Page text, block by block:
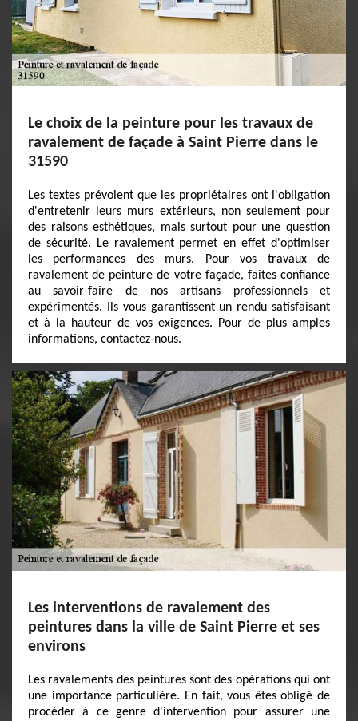
Le choix de la peinture pour les travaux de
ravalement de façade à Saint Pierre dans le
31590
Les textes prévoient que les propriétaires ont l'obligation
d'entretenir leurs murs extérieurs, non seulement pour
des raisons esthétiques, mais surtout pour une question
de sécurité. Le ravalement permet en effet d'optimiser
les performances des murs. Pour vos travaux de
ravalement de peinture de votre façade, faites confiance
au savoir-faire de nos artisans professionnels et
expérimentés. Ils vous garantissent un rendu satisfaisant
et à la hauteur de vos exigences. Pour de plus amples
informations, contactez-nous.
Les interventions de ravalement des
peintures dans la ville de Saint Pierre et ses
environs
Les ravalements des peintures sont des opérations qui ont
une importance particulière. En fait, vous êtes obligé de
procéder à ce genre d'intervention pour assurer une